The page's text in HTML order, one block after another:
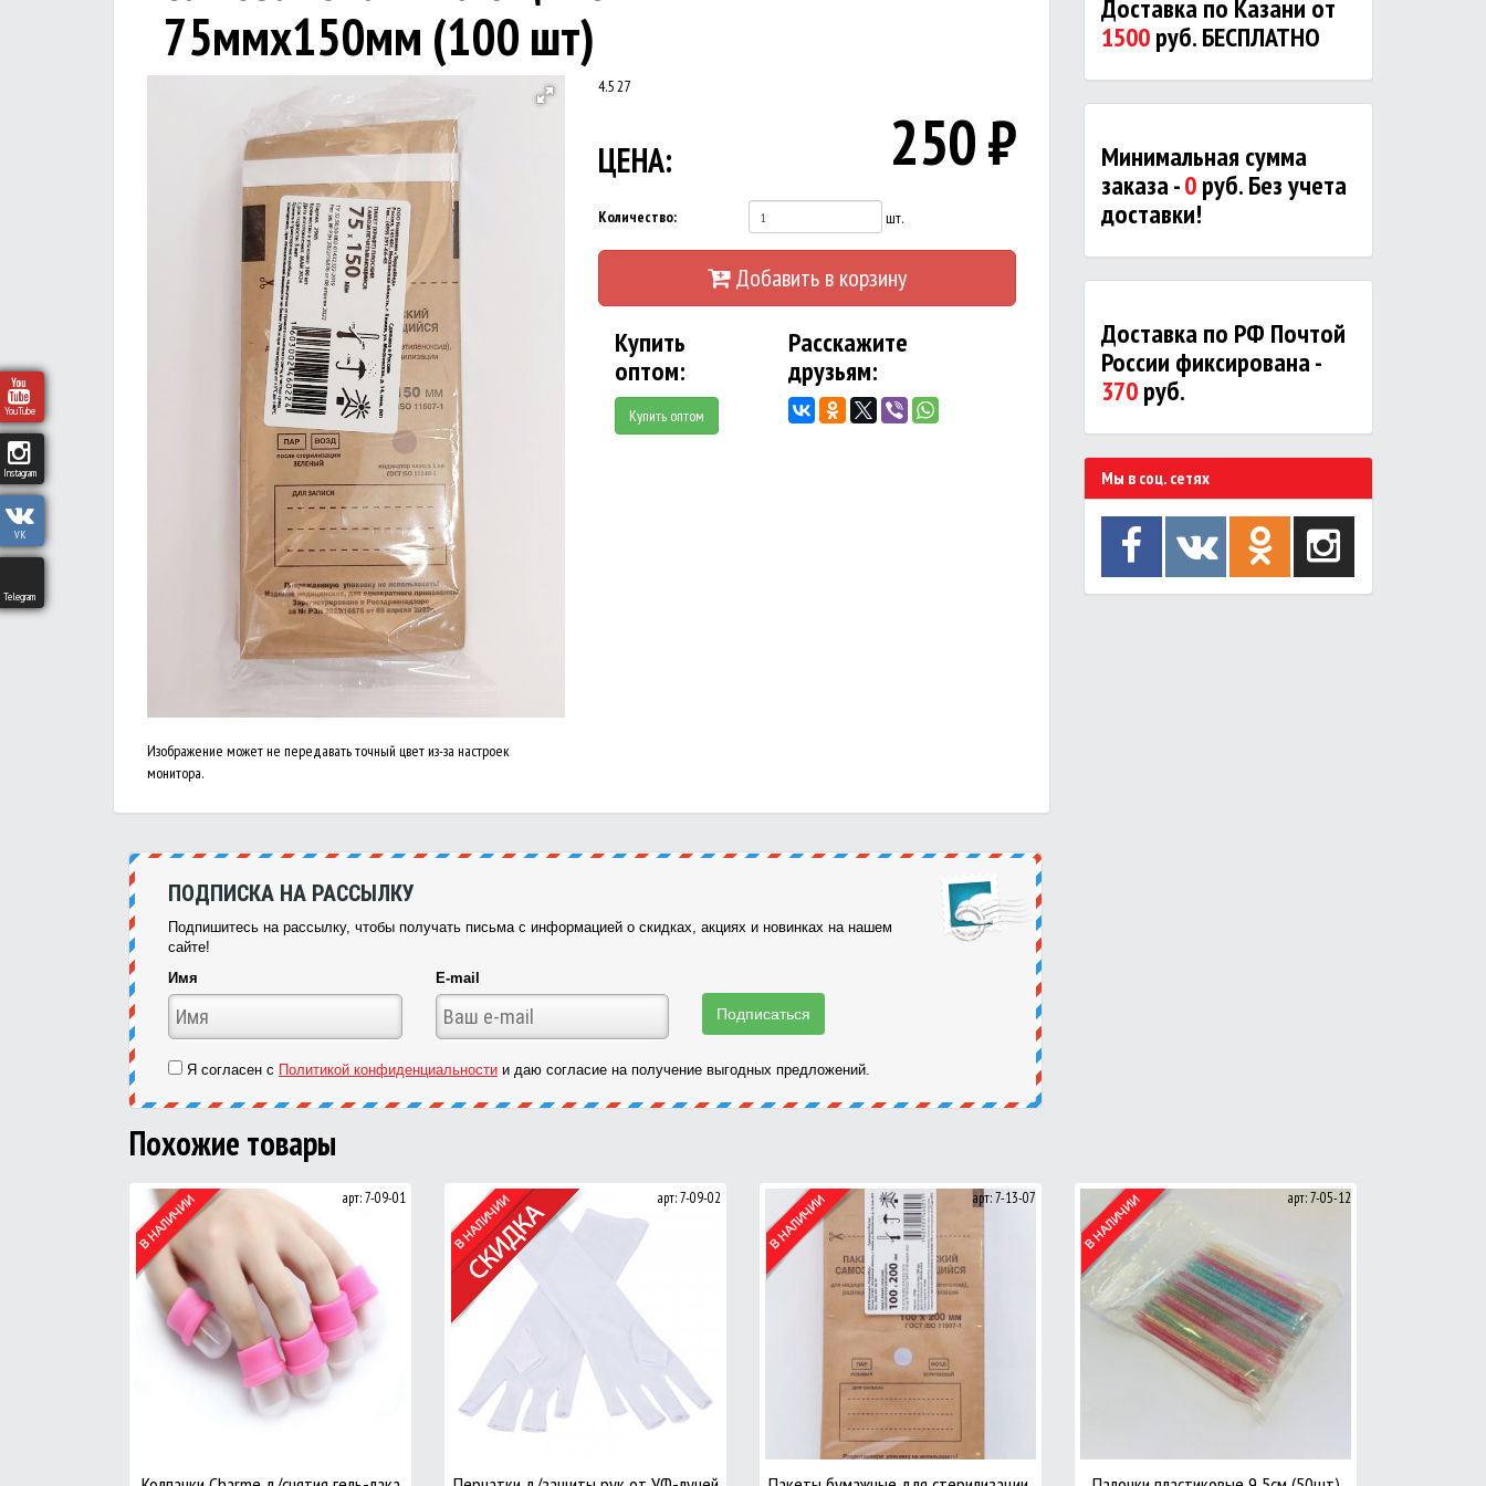
YouTube
Instagram
VK
Telegram
75ммх150мм (100 шт)
Изображение может не передавать точный цвет из-за настроек
монитора.
4.527
ЦЕНА: 250₽
Количество: шт.
Добавить в корзину
Купить
оптом:
Купить оптом
Расскажите
друзьям:
Доставка по Казани от
1500руб. БЕСПЛАТНО
Минимальная сумма
заказа -0руб. Без учета
доставки!
Доставка по РФ Почтой
России фиксирована -
370руб.
Мы в соц. сетях
ПОДПИСКА НА РАССЫЛКУ
Подпишитесь на рассылку, чтобы получать письма с информацией о скидках, акциях и новинках на нашем
сайте!
Имя
E-mail
Я согласен с Политикой конфиденциальности и даю согласие на получение выгодных предложений.
Похожие товары
арт: 7-09-01 арт: 7-09-02 арт: 7-13-07 арт: 7-05-12